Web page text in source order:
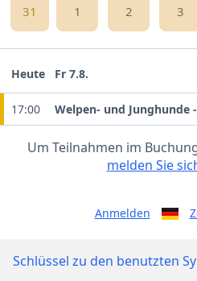
31 1 2 3
Heute Fr 7.8.
17:00 Welpen- und Junghunde
Um Teilnahmen im
melden Sie
Anmelden
Schlüssel zu den benutzten